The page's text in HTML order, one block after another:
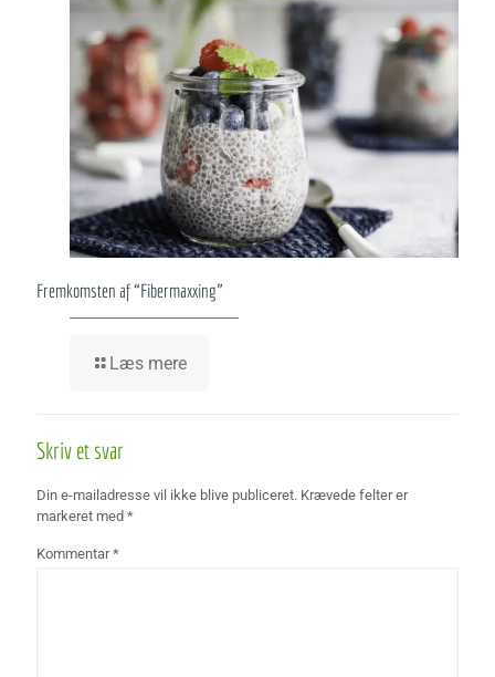
Fremkomsten af “Fiber­maxxing”
Læs mere
Skriv et svar
Din e-mailadresse vil ikke blive publiceret. Krævede felter er
markeret med *
Kommentar*